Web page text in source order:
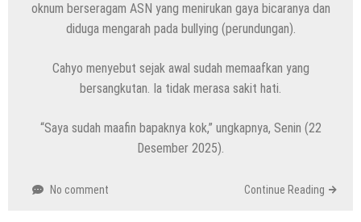
oknum berseragam ASN yang menirukan gaya bicaranya dan
diduga mengarah pada bullying (perundungan).
Cahyo menyebut sejak awal sudah memaafkan yang
bersangkutan. Ia tidak merasa sakit hati.
“Saya sudah maafin bapaknya kok,” ungkapnya, Senin (22
Desember 2025).
No comment Continue Reading